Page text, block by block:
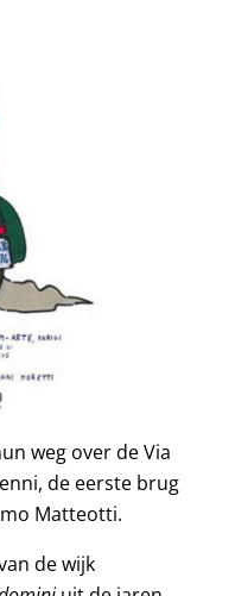
weg over de Via
de eerste brug
Matteotti.
de wijk